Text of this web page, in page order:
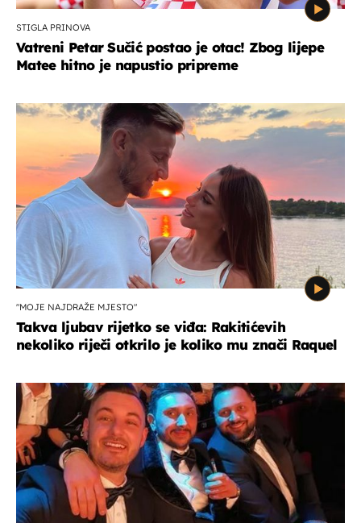
STIGLA PRINOVA
Vatreni Petar Sučić postao je otac! Zbog lijepe
Matee hitno je napustio pripreme
"MOJE NAJDRAŽE MJESTO"
Takva ljubav rijetko se viđa: Rakitićevih
nekoliko riječi otkrilo je koliko mu znači Raquel